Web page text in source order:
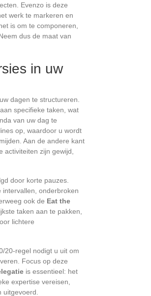
Evenzo is deze
werk te markeren en
is om te componeren,
dus de maat van
in uw
dagen te structureren.
specifieke taken, wat
van uw dag te
op, waardoor u wordt
Aan de andere kant
zijn gewijd,
door korte pauzes.
onderbroken
ook de Eat the
taken aan te pakken,
lichtere
20-regel nodigt u uit om
Focus op deze
is essentieel: het
expertise vereisen,